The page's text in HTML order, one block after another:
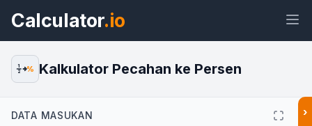
Calculator.io
1
2
% Kalkulator Pecahan ke Persen
DATA MASUKAN ›